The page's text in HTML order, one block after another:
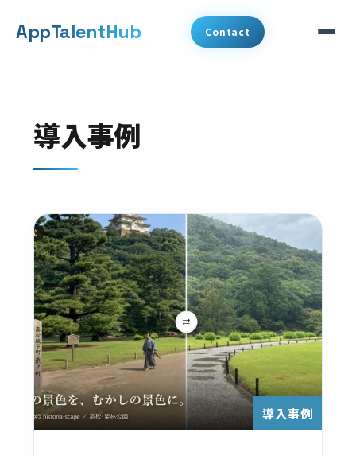
メ
AppTalentHub Contact
代表挨拶
コラム
お知らせ
会社概要
Contact
導入事例
導入事例